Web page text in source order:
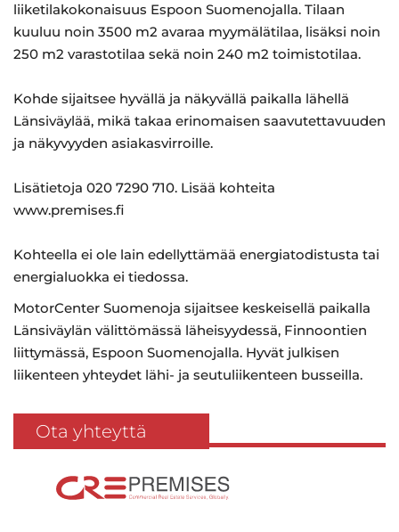
liiketilakokonaisuus Espoon Suomenojalla. Tilaan
kuuluu noin 3500 m2 avaraa myymälätilaa, lisäksi noin
250 m2 varastotilaa sekä noin 240 m2 toimistotilaa.
Kohde sijaitsee hyvällä ja näkyvällä paikalla lähellä
Länsiväylää, mikä takaa erinomaisen saavutettavuuden
ja näkyvyyden asiakasvirroille.
Lisätietoja 020 7290 710. Lisää kohteita
www.premises.fi
Kohteella ei ole lain edellyttämää energiatodistusta tai
energialuokka ei tiedossa.
MotorCenter Suomenoja sijaitsee keskeisellä paikalla
Länsiväylän välittömässä läheisyydessä, Finnoontien
liittymässä, Espoon Suomenojalla. Hyvät julkisen
liikenteen yhteydet lähi- ja seutuliikenteen busseilla.
Ota yhteyttä